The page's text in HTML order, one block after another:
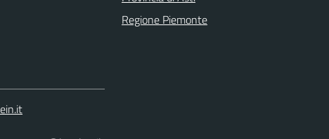
Regione Piemonte